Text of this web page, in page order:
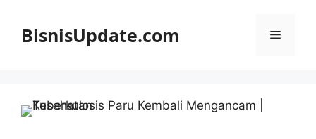
BisnisUpdate.com Menu